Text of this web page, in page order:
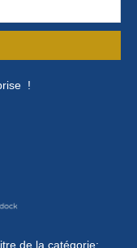
!
de la catégorie: